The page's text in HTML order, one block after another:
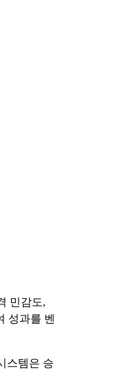
민감도,
성과를 벤
스템은 승